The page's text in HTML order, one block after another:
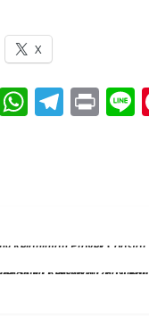
X
Email
Pastikan Keandalan Pelayanan KTT WWF 2024 Di Bali